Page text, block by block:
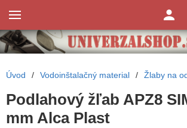
Úvod / Vodoinštalačný material / Žlaby na
Podlahový žľab APZ8
mm Alca Plast